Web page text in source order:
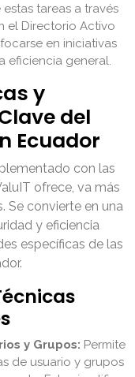
tareas a través
el Directorio Activo
en iniciativas
eficiencia general.
y
del
Ecuador
con las
ofrece, va más
Se convierte en una
y eficiencia
específicas de las
y Grupos: Permite
de usuario y grupos